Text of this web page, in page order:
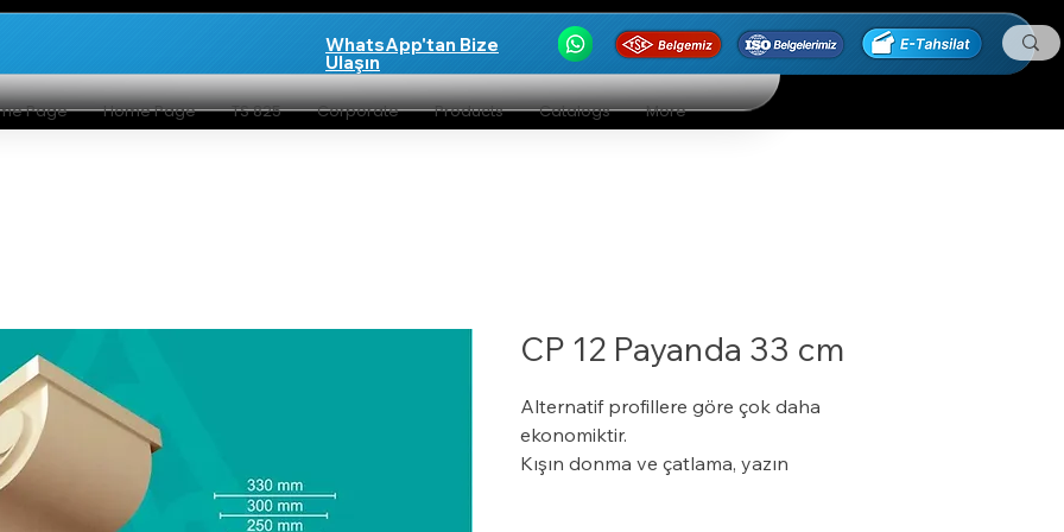
WhatsApp'tan Bize
Ulaşın
Page Home Page TS 825 Corporate Products Catalogs More
CP 12 Payanda 33 cm
Alternatif profillere göre çok daha
ekonomiktir.
Kışın donma ve çatlama, yazın